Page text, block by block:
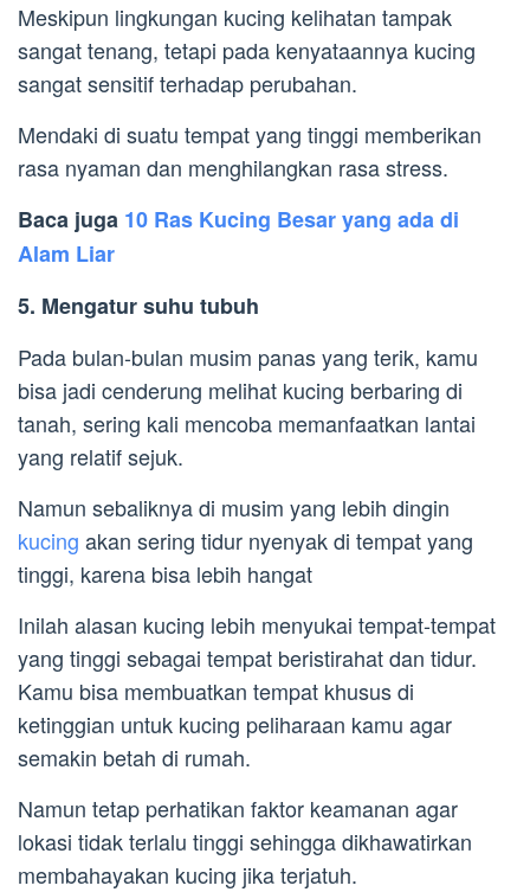
Meskipun lingkungan kucing kelihatan tampak
sangat tenang, tetapi pada kenyataannya kucing
sangat sensitif terhadap perubahan.
Mendaki di suatu tempat yang tinggi memberikan
rasa nyaman dan menghilangkan rasa stress.
Baca juga 10 Ras Kucing Besar yang ada di
Alam Liar
5. Mengatur suhu tubuh
Pada bulan-bulan musim panas yang terik, kamu
bisa jadi cenderung melihat kucing berbaring di
tanah, sering kali mencoba memanfaatkan lantai
yang relatif sejuk.
Namun sebaliknya di musim yang lebih dingin
kucing akan sering tidur nyenyak di tempat yang
tinggi, karena bisa lebih hangat
Inilah alasan kucing lebih menyukai tempat-tempat
yang tinggi sebagai tempat beristirahat dan tidur.
Kamu bisa membuatkan tempat khusus di
ketinggian untuk kucing peliharaan kamu agar
semakin betah di rumah.
Namun tetap perhatikan faktor keamanan agar
lokasi tidak terlalu tinggi sehingga dikhawatirkan
membahayakan kucing jika terjatuh.